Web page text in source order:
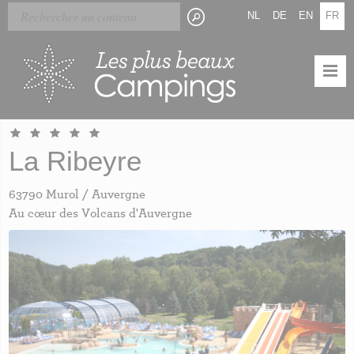
Skip
main
FR
EN
DE
NL
La Ribeyre
63790 Murol / Auvergne
Au cœur des Volcans d'Auvergne
Panneau de gestion des cookies